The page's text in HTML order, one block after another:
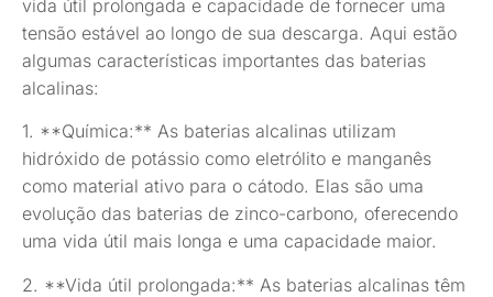
vida útil prolongada e capacidade de fornecer uma
tensão estável ao longo de sua descarga. Aqui estão
algumas características importantes das baterias
alcalinas:
1. **Química:** As baterias alcalinas utilizam
hidróxido de potássio como eletrólito e manganês
como material ativo para o cátodo. Elas são uma
evolução das baterias de zinco-carbono, oferecendo
uma vida útil mais longa e uma capacidade maior.
2. **Vida útil prolongada:** As baterias alcalinas têm